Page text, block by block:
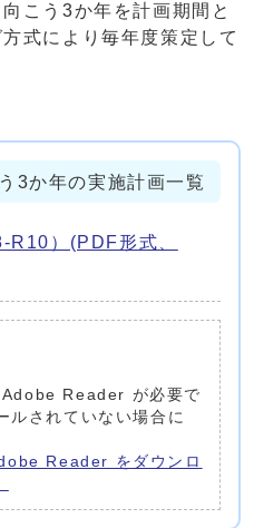
こう3か年を計画期間と
式により毎年度策定して
3か年の実施計画一覧
R10）(PDF形式、
Reader が必要で
ルされていない場合に
Reader をダウンロ